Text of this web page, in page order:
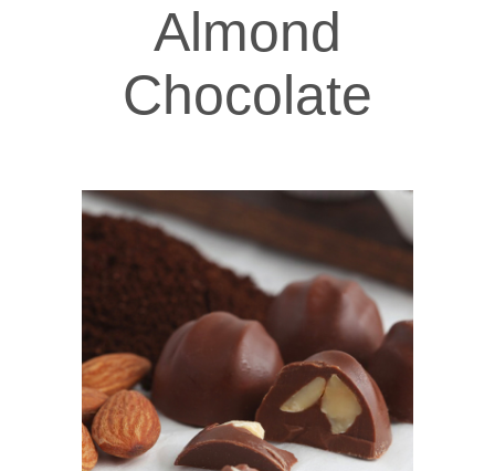
Almond
Chocolate